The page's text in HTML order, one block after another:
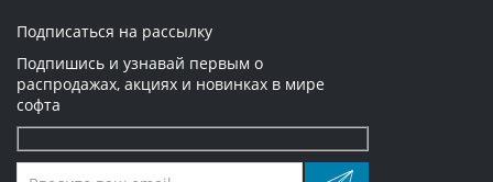
Подписаться на рассылку
Подпишись и узнавай первым о
распродажах, акциях и новинках в мире
софта
Оставьте